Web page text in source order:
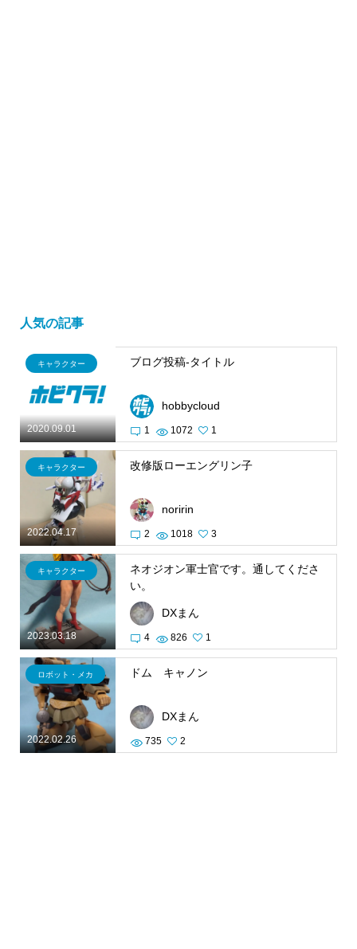
人気の記事
2020.09.01
キャラクター ブログ投稿-タイトル
hobbycloud
1 1072 1
2022.04.17
キャラクター 改修版ローエングリン子
noririn
2 1018 3
2023.03.18
キャラクター
ネオジオン軍士官です。通してくださ
い。
DXまん
4 826 1
2022.02.26
ロボット・メカ ドム キャノン
DXまん
735 2